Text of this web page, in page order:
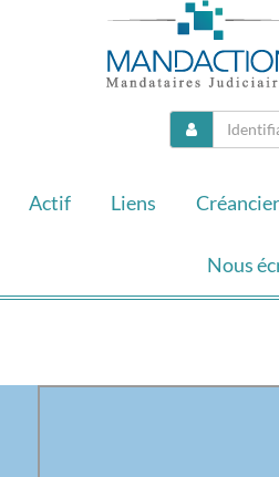
Actif Liens Créancier
Nous